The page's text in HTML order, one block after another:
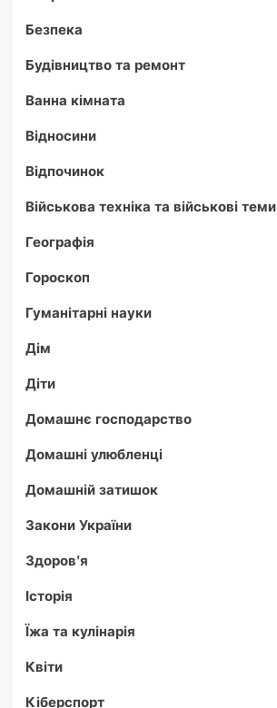
Безпека
Будівництво та ремонт
Ванна кімната
Відносини
Відпочинок
Військова техніка та військові теми
Географія
Гороскоп
Гуманітарні науки
Дім
Діти
Домашнє господарство
Домашні улюбленці
Домашній затишок
Закони України
Здоров'я
Історія
Їжа та кулінарія
Квіти
Кіберспорт